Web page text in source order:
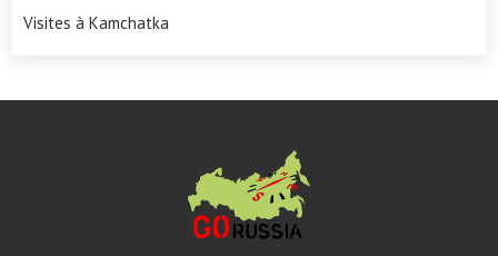
Visites à Kamchatka